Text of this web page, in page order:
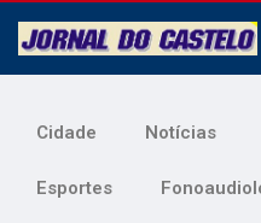
Cidade Notícias
Esportes